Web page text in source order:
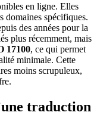
en ligne. Elles
domaines spécifiques.
des années pour la
plus récemment, mais
17100, ce qui permet
minimale. Cette
moins scrupuleux,
traduction